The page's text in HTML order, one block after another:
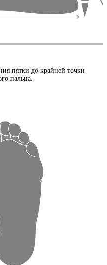
пятки до крайней точки
пальца.